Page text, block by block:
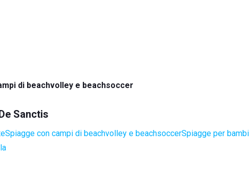
di beachvolley e beachsoccer
Sanctis
Spiagge con campi di beachvolley e beachsoccerSpiagge per